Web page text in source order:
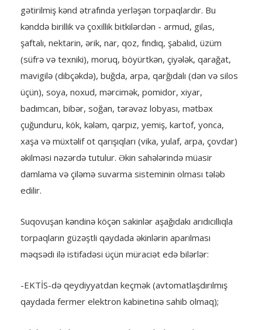
gətirilmiş kənd ətrafında yerləşən torpaqlardır. Bu
kənddə birillik və çoxillik bitkilərdən - armud, gilas,
şaftalı, nektarin, ərik, nar, qoz, fındıq, şabalıd, üzüm
(süfrə və texniki), moruq, böyürtkən, çiyələk, qarağat,
mavigilə (dibçəkdə), buğda, arpa, qarğıdalı (dən və silos
üçün), soya, noxud, mərcimək, pomidor, xiyar,
badımcan, bibər, soğan, tərəvəz lobyası, mətbəx
çuğunduru, kök, kələm, qarpız, yemiş, kartof, yonca,
xaşa və müxtəlif ot qarışıqları (vika, yulaf, arpa, çovdar)
əkilməsi nəzərdə tutulur. Əkin sahələrində müasir
damlama və çiləmə suvarma sisteminin olması tələb
edilir.
Suqovuşan kəndinə köçən sakinlər aşağıdakı arıdıcıllıqla
torpaqların güzəştli qaydada əkinlərin aparılması
məqsədi ilə istifadəsi üçün müraciət edə bilərlər:
-EKTİS-də qeydiyyatdan keçmək (avtomatlaşdırılmış
qaydada fermer elektron kabinetinə sahib olmaq);